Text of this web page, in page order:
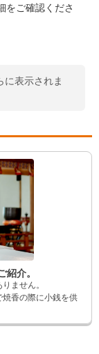
をご確認くださ
表示されま
介。
ません。
香の際に小銭を供
うでしょう。